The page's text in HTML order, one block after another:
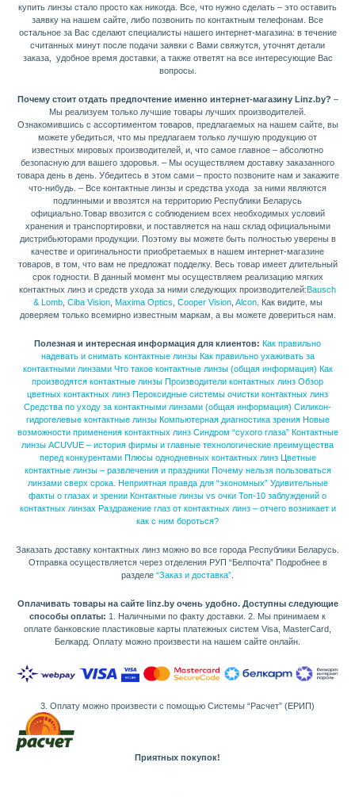
купить линзы стало просто как никогда. Все, что нужно сделать – это оставить
заявку на нашем сайте, либо позвонить по контактным телефонам. Все
остальное за Вас сделают специалисты нашего интернет-магазина: в течение
считанных минут после подачи заявки с Вами свяжутся, уточнят детали
заказа, удобное время доставки, а также ответят на все интересующие Вас
вопросы.
Почему стоит отдать предпочтение именно интернет-магазину Linz.by? –
Мы реализуем только лучшие товары лучших производителей.
Ознакомившись с ассортиментом товаров, предлагаемых на нашем сайте, вы
можете убедиться, что мы предлагаем только лучшую продукцию от
известных мировых производителей, и, что самое главное – абсолютно
безопасную для вашего здоровья. – Мы осуществляем доставку заказанного
товара день в день. Убедитесь в этом сами – просто позвоните нам и закажите
что-нибудь. – Все контактные линзы и средства ухода за ними являются
подлинными и ввозятся на территорию Республики Беларусь
официально.Товар ввозится с соблюдением всех необходимых условий
хранения и транспортировки, и поставляется на наш склад официальными
дистрибьюторами продукции. Поэтому вы можете быть полностью уверены в
качестве и оригинальности приобретаемых в нашем интернет-магазине
товаров, в том, что вам не предложат подделку. Весь товар имеет длительный
срок годности. В данный момент мы осуществляем реализацию мягких
контактных линз и средств ухода за ними следующих производителей:Bausch
& Lomb, Ciba Vision, Maxima Optics Cooper Vision, Alcon. Как видите, мы
доверяем только всемирно известным маркам, а вы можете довериться нам.
Полезная и интересная информация для клиентов: Как правильно
надевать и снимать контактные линзы Как правильно ухаживать за
контактными линзами Что такое контактные линзы (общая информация) Как
производятся контактные линзы Производители контактных линз Обзор
цветных контактных линз Пероксидные системы очистки контактных линз
Средства по уходу за контактными линзами (общая информация) Силикон-
гидрогелевые контактные линзы Компьютерная диагностика зрения Новые
возможности применения контактных линз Синдром “сухого глаза” Контактные
линзы ACUVUE – история фирмы и главные технологические преимущества
перед конкурентами Плюсы однодневных контактных линз Цветные
контактные линзы – развлечения и праздники Почему нельзя пользоваться
линзами сверх срока. Неприятная правда для “экономных” Удивительные
факты о глазах и зрении Контактные линзы vs очки Топ-10 заблуждений о
контактных линзах Раздражение глаз от контактных линз – отчего возникает и
как с ним бороться?
Заказать доставку контактных линз можно во все города Республики Беларусь.
Отправка осуществляется через отделения РУП “Белпочта” Подробнее в
разделе “Заказ и доставка”
Оплачивать товары на сайте linz.by очень удобно. Доступны следующие
способы оплаты: 1. Наличными по факту доставки. 2. Мы принимаем к
оплате банковские пластиковые карты платежных систем Visa, MasterCard,
Белкард. Оплату можно произвести на нашем сайте онлайн.
3. Оплату можно произвести с помощью Системы “Расчет” (ЕРИП)
Приятных покупок!